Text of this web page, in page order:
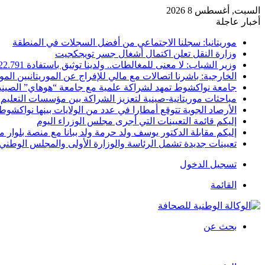
السبت, أغسطس 8 2026
أخبار عاجلة
موريتانيا: سجلنا الاجتماعي من أفضل السجلات في المنطقة
وزارة النقل تعلن اكتمال أشغال جسر تويجكجيت
وزير الشباب: لا معنى للمغالطات.. ولدينا توثيق باستفادة 22.791
الخارجية: باشرنا اتصالات مع مالي للإفراج عن الموريتانيين
جامعة نواكشوط تمهد لشراكة علمية مع جامعة “هوهاي”
مباحثات موريتانية-صينية لتعزيز الشراكة بين مؤسسات التعليم
الأرصاد الجوية تتوقع أمطارا في عدد من الولايات بينها
إليكم قائمة التعيينات التي أجرى مجلس الوزراء اليوم
إليكم مقابلة الدكتور يوسف ولد حرمة ولد ببانا مع منصة بلوار
تعيينات جديدة تشمل الرئاسة والوزارة الأولى والمجلس
تسجيل الدخول
القائمة
بحث عن